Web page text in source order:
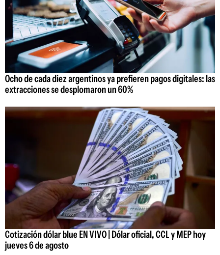
Ocho de cada diez argentinos ya prefieren pagos digitales: las
extracciones se desplomaron un 60%
Cotización dólar blue EN VIVO | Dólar oficial, CCL y MEP hoy
jueves 6 de agosto